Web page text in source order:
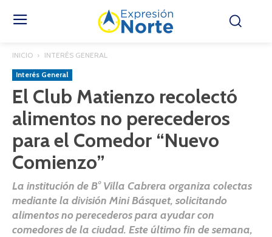
INICIO INTERÉS GENERAL
Interés General
El Club Matienzo recolectó
alimentos no perecederos
para el Comedor “Nuevo
Comienzo”
La institución de B° Villa Cabrera organiza colectas
mediante la división Mini Básquet, solicitando
alimentos no perecederos para ayudar con
comedores de la ciudad. Este último fin de semana,